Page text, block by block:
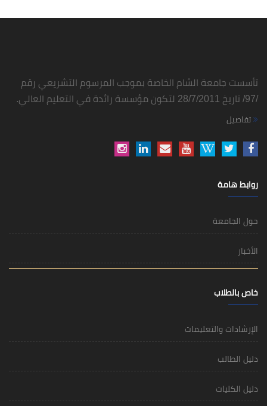
تأسست جامعة الشام الخاصة بموجب المرسوم التشريعي رقم
/97/ تاريخ 28/7/2011 لتكون مؤسسة رائدة في التعليم العالي.
تفاصيل
روابط هامة
حول الجامعة
الأخبار
خاص بالطلاب
الإرشادات والتعليمات
دليل الطالب
دليل الكليات